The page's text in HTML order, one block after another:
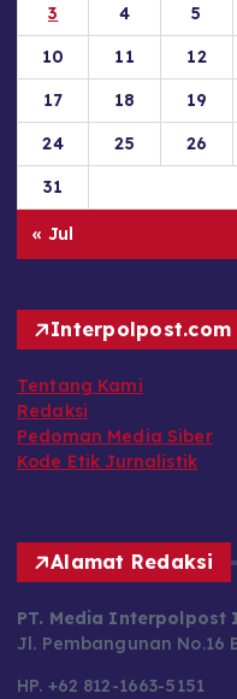
3
4 5
10
11 12
17
18 19
24
25 26
31
« Jul
Interpolpost.com
Tentang Kami
Redaksi
Pedoman Media Siber
Kode Etik Jurnalistik
Alamat Redaksi
PT. Media Interpolpost
Jl. Pembangunan No.16
HP. +62 812-1663-5151